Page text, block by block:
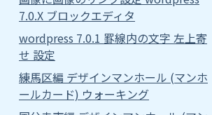
7.0.X ブロックエディタ
wordpress 7.0.1 罫線内の文字 左上寄
せ 設定
練馬区編 デザインマンホール (マンホ
ールカード) ウォーキング